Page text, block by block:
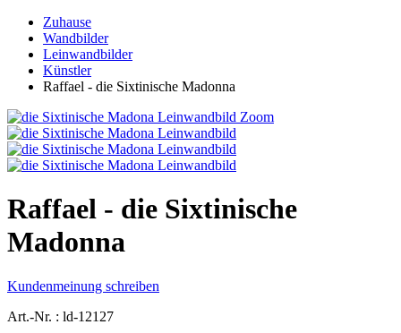
Zuhause
Wandbilder
Leinwandbilder
Künstler
Raffael - die Sixtinische Madonna
Zoom
Raffael - die Sixtinische
Madonna
Kundenmeinung schreiben
Art.-Nr. : ld-12127